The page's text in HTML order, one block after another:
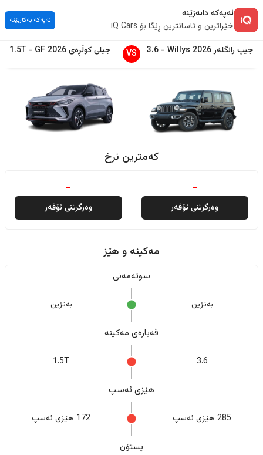
ئەپەکە دابەزێنە
خێراترین و ئاسانترین ڕێگا بۆ iQ Cars
ئەپەکە بەکاربێنە
جیپ رانگلەر2026
Willys
-
3.6
VS جیلیکوڵڕەی2026
GF
-
1.5T
کەمترین نرخ
-
وەرگرتنی ئۆفەر
-
وەرگرتنی ئۆفەر
مەکینە و هێز
سوتەمەنی
بەنزین بەنزین
قەبارەی مەکینە
3.6
1.5T
هێزی ئەسپ
285 هێزی ئەسپ 172 هێزی ئەسپ
پستۆن